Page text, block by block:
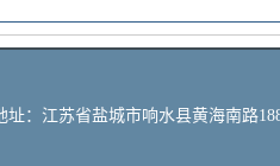
址：江苏省盐城市响水县黄海南